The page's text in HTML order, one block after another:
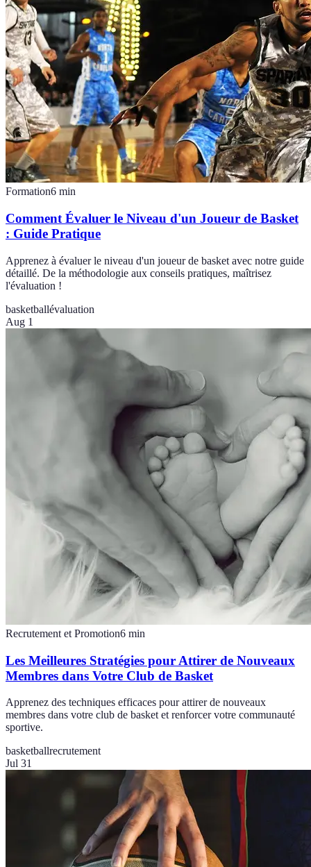
Formation6 min
Comment Évaluer le Niveau d'un Joueur de Basket
: Guide Pratique
Apprenez à évaluer le niveau d'un joueur de basket avec notre guide
détaillé. De la méthodologie aux conseils pratiques, maîtrisez
l'évaluation !
basketballévaluation
Aug 1
Recrutement et Promotion6 min
Les Meilleures Stratégies pour Attirer de Nouveaux
Membres dans Votre Club de Basket
Apprenez des techniques efficaces pour attirer de nouveaux
membres dans votre club de basket et renforcer votre communauté
sportive.
basketballrecrutement
Jul 31